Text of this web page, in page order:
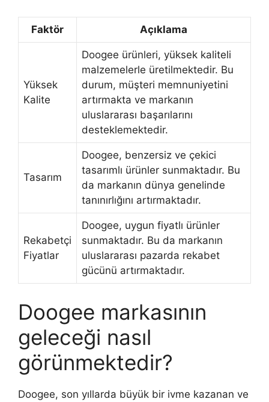
Faktör Açıklama
Yüksek
Kalite
Doogee ürünleri, yüksek kaliteli
malzemelerle üretilmektedir. Bu
durum, müşteri memnuniyetini
artırmakta ve markanın
uluslararası başarılarını
desteklemektedir.
Tasarım
Doogee, benzersiz ve çekici
tasarımlı ürünler sunmaktadır. Bu
da markanın dünya genelinde
tanınırlığını artırmaktadır.
Rekabetçi
Fiyatlar
Doogee, uygun fiyatlı ürünler
sunmaktadır. Bu da markanın
uluslararası pazarda rekabet
gücünü artırmaktadır.
Doogee markasının
geleceği nasıl
görünmektedir?
Doogee, son yıllarda büyük bir ivme kazanan ve